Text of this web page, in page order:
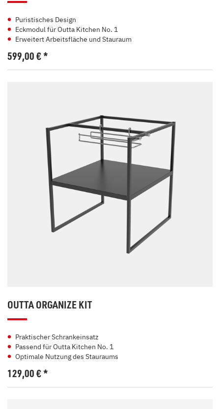
Puristisches Design
Eckmodul für Outta Kitchen No. 1
Erweitert Arbeitsfläche und Stauraum
599,00€*
OUTTA ORGANIZE KIT
Praktischer Schrankeinsatz
Passend für Outta Kitchen No. 1
Optimale Nutzung des Stauraums
129,00€*